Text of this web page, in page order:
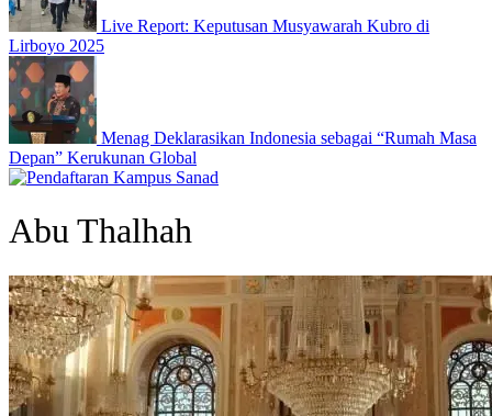
Live Report: Keputusan Musyawarah Kubro di
Lirboyo 2025
Menag Deklarasikan Indonesia sebagai “Rumah Masa
Depan” Kerukunan Global
Abu Thalhah